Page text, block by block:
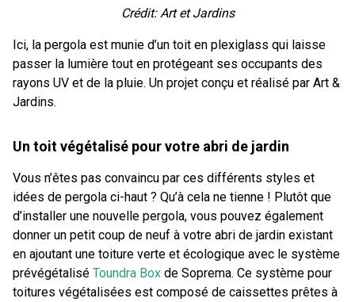
Crédit: Art et Jardins
Ici, la pergola est munie d’un toit en plexiglass qui laisse
passer la lumière tout en protégeant ses occupants des
rayons UV et de la pluie. Un projet conçu et réalisé par Art &
Jardins.
Un toit végétalisé pour votre abri de jardin
Vous n’êtes pas convaincu par ces différents styles et
idées de pergola ci-haut ? Qu’à cela ne tienne ! Plutôt que
d’installer une nouvelle pergola, vous pouvez également
donner un petit coup de neuf à votre abri de jardin existant
en ajoutant une toiture verte et écologique avec le système
prévégétalisé Toundra Box de Soprema. Ce système pour
toitures végétalisées est composé de caissettes prêtes à